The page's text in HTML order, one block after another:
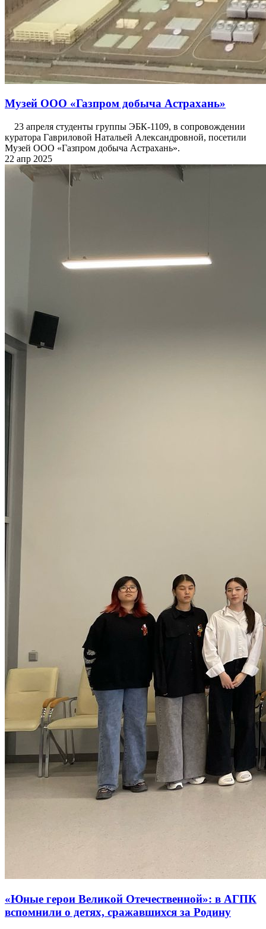
Музей ООО «Газпром добыча Астрахань»
23 апреля студенты группы ЭБК-1109, в сопровождении
куратора Гавриловой Натальей Александровной, посетили
Музей ООО «Газпром добыча Астрахань».
22 апр 2025
«Юные герои Великой Отечественной»: в АГПК
вспомнили о детях, сражавшихся за Родину